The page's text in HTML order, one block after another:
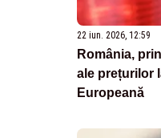
22 iun. 2026, 12:59
România,
ale prețurilor
Europeană